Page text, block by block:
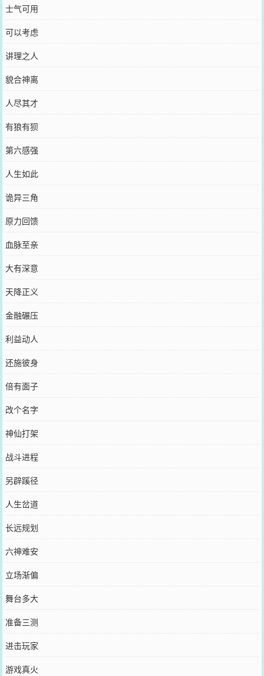
士气可用
可以考虑
讲理之人
貌合神离
人尽其才
有狼有狈
第六感强
人生如此
诡异三角
原力回馈
血脉至亲
大有深意
天降正义
金融碾压
利益动人
还施彼身
倍有面子
改个名字
神仙打架
战斗进程
另辟蹊径
人生岔道
长远规划
六神难安
立场渐偏
舞台多大
准备三测
进击玩家
游戏真火